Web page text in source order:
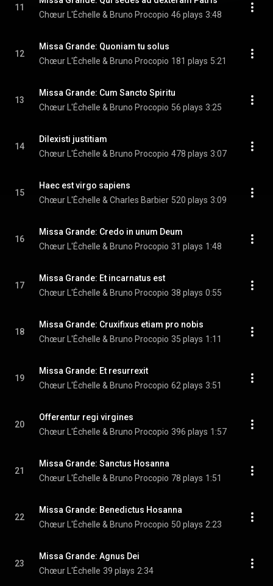
11
Chœur L'Échelle & Bruno Procopio 46 plays 3:48
12
Missa Grande: Quoniam tu solus
Chœur L'Échelle & Bruno Procopio 181 plays 5:21
13
Missa Grande: Cum Sancto Spiritu
Chœur L'Échelle & Bruno Procopio 56 plays 3:25
14
Dilexisti justitiam
Chœur L'Échelle & Bruno Procopio 478 plays 3:07
15
Haec est virgo sapiens
Chœur L'Échelle & Charles Barbier 520 plays 3:09
16
Missa Grande: Credo in unum Deum
Chœur L'Échelle & Bruno Procopio 31 plays 1:48
17
Missa Grande: Et incarnatus est
Chœur L'Échelle & Bruno Procopio 38 plays 0:55
18
Missa Grande: Cruxifixus etiam pro nobis
Chœur L'Échelle & Bruno Procopio 35 plays 1:11
19
Missa Grande: Et resurrexit
Chœur L'Échelle & Bruno Procopio 62 plays 3:51
20
Offerentur regi virgines
Chœur L'Échelle & Bruno Procopio 396 plays 1:57
21
Missa Grande: Sanctus Hosanna
Chœur L'Échelle & Bruno Procopio 78 plays 1:51
22
Missa Grande: Benedictus Hosanna
Chœur L'Échelle & Bruno Procopio 50 plays 2:23
23
Missa Grande: Agnus Dei
Chœur L'Échelle 39 plays 2:34